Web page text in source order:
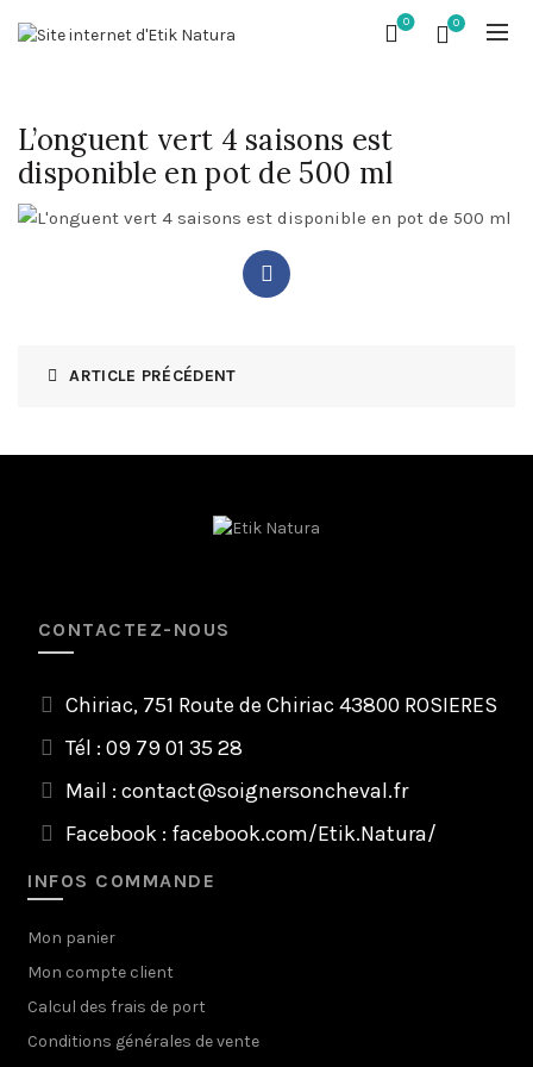
0 0
L’onguent vert 4 saisons est
disponible en pot de 500 ml
ARTICLE PRÉCÉDENT
CONTACTEZ-NOUS
Chiriac, 751 Route de Chiriac 43800 ROSIERES
Tél : 09 79 01 35 28
Mail : contact@soignersoncheval.fr
Facebook : facebook.com/Etik.Natura/
INFOS COMMANDE
Mon panier
Mon compte client
Calcul des frais de port
Conditions générales de vente